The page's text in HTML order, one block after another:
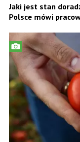
Jaki jest stan
Polsce mówi